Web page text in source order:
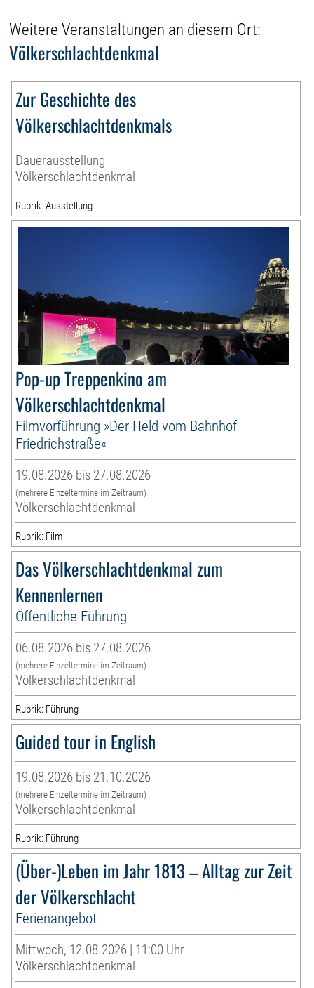
Weitere Veranstaltungen an diesem Ort:
Völkerschlachtdenkmal
Zur Geschichte des
Völkerschlachtdenkmals
Dauerausstellung
Völkerschlachtdenkmal
Rubrik: Ausstellung
Pop-up Treppenkino am
Völkerschlachtdenkmal
Filmvorführung »Der Held vom Bahnhof
Friedrichstraße«
19.08.2026 bis 27.08.2026
(mehrere Einzeltermine im Zeitraum)
Völkerschlachtdenkmal
Rubrik: Film
Das Völkerschlachtdenkmal zum
Kennenlernen
Öffentliche Führung
06.08.2026 bis 27.08.2026
(mehrere Einzeltermine im Zeitraum)
Völkerschlachtdenkmal
Rubrik: Führung
Guided tour in English
19.08.2026 bis 21.10.2026
(mehrere Einzeltermine im Zeitraum)
Völkerschlachtdenkmal
Rubrik: Führung
(Über-)Leben im Jahr 1813 – Alltag zur Zeit
der Völkerschlacht
Ferienangebot
Mittwoch, 12.08.2026 | 11:00 Uhr
Völkerschlachtdenkmal